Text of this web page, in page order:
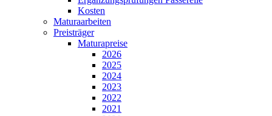
Kosten
Maturaarbeiten
Preisträger
Maturapreise
2026
2025
2024
2023
2022
2021